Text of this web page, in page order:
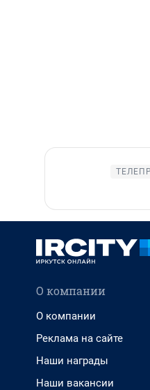
О компании
О компании
Реклама на сайте
Наши награды
Наши вакансии